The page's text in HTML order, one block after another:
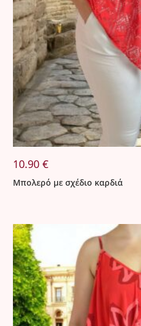
10.90€
Μπολερό με σχέδιο καρδιά